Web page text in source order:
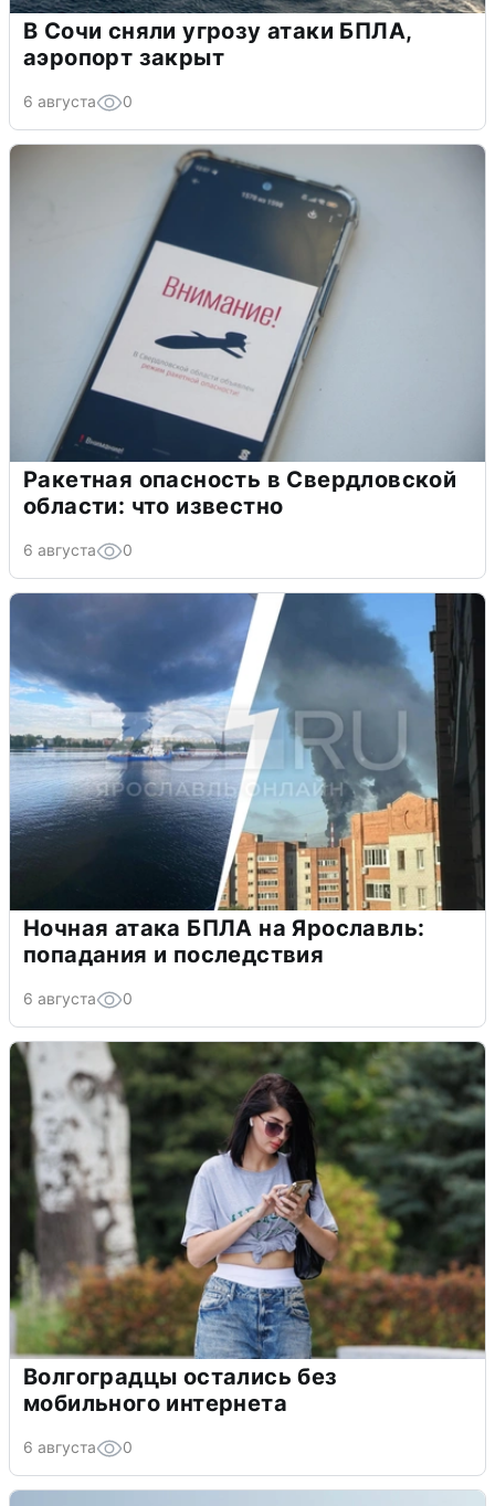
В Сочи сняли угрозу атаки БПЛА,
аэропорт закрыт
6 августа 0
Ракетная опасность в Свердловской
области: что известно
6 августа 0
Ночная атака БПЛА на Ярославль:
попадания и последствия
6 августа 0
Волгоградцы остались без
мобильного интернета
6 августа 0